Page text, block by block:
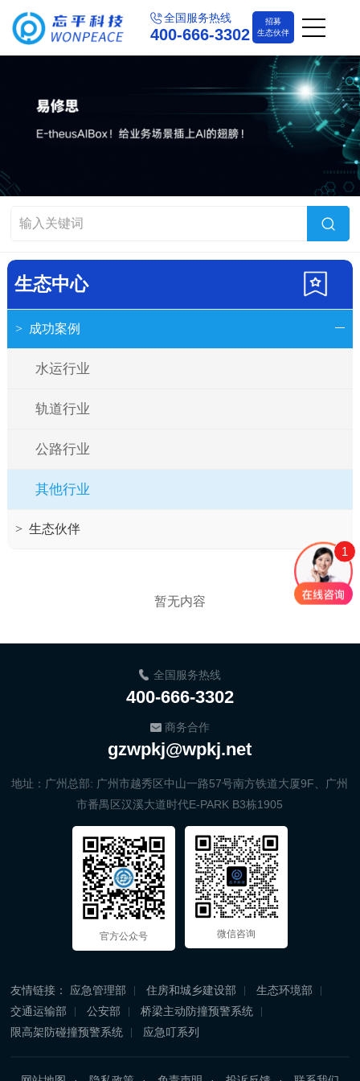
全国服务热线
400-666-3302
招募
生态伙伴
生态中心
> 成功案例
水运行业
轨道行业
公路行业
其他行业
> 生态伙伴
暂无内容
全国服务热线
400-666-3302
商务合作
gzwpkj@wpkj.net
地址：广州总部: 广州市越秀区中山一路57号南方铁道大厦9F、广州
市番禺区汉溪大道时代E-PARK B3栋1905
官方公众号 微信咨询
友情链接： 应急管理部 住房和城乡建设部
生态环境部
交通运输部
公安部
桥梁主动防撞预警系统
限高架防碰撞预警系统
应急叮系列
1